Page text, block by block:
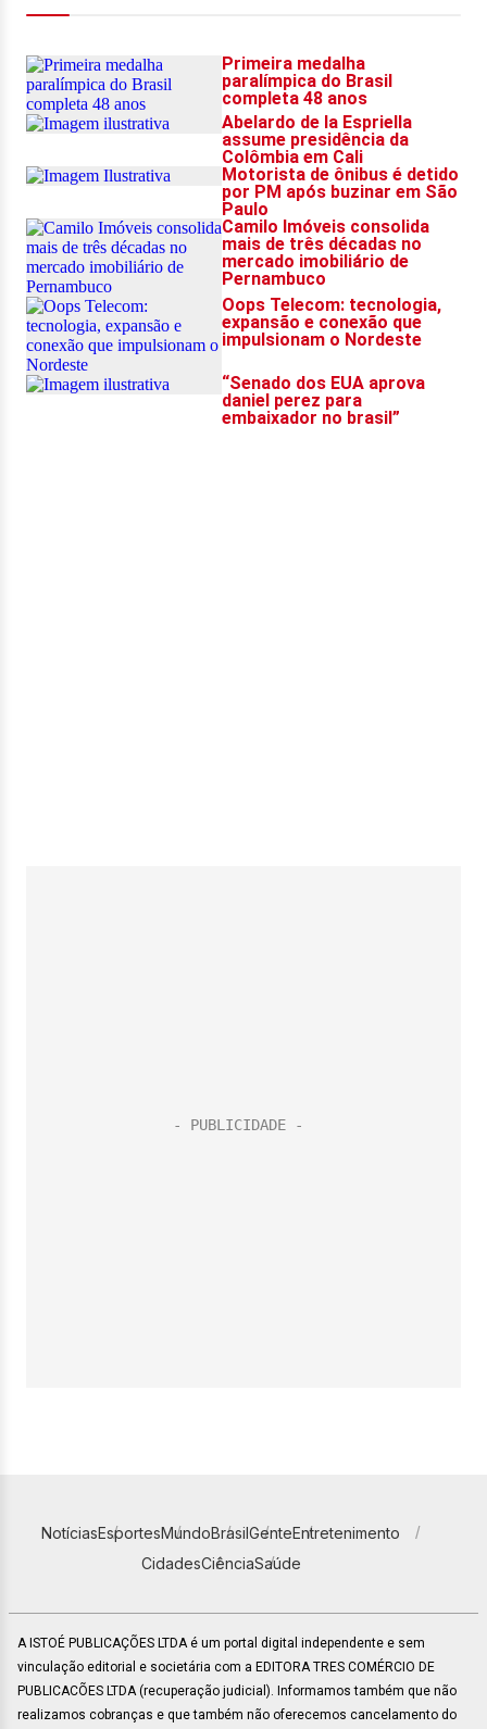
NotíciasEsportesMundoBrasilGenteEntretenimento
CidadesCiênciaSaúde
A ISTOÉ PUBLICAÇÕES LTDA é um portal digital independente e sem
vinculação editorial e societária com a EDITORA TRES COMÉRCIO DE
PUBLICACÕES LTDA (recuperação judicial). Informamos também que não
realizamos cobranças e que também não oferecemos cancelamento do